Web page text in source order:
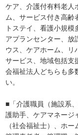
ケア、介護付有料老人
ム、サービス付き高
トステイ、看護小規
アプランセンター、放
ウス、ケアホーム、リ
サービス、地域包括支
会福祉法人どちらも多
い。
■「介護職員（施設系
護助手、ケアマネージ
（社会福祉士）、ホ